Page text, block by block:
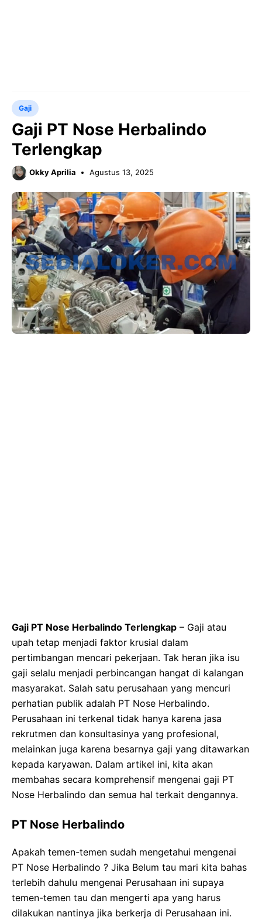
Gaji
Gaji PT Nose Herbalindo
Terlengkap
Okky Aprilia Agustus 13, 2025
Gaji PT Nose Herbalindo Terlengkap – Gaji atau
upah tetap menjadi faktor krusial dalam
pertimbangan mencari pekerjaan. Tak heran jika isu
gaji selalu menjadi perbincangan hangat di kalangan
masyarakat. Salah satu perusahaan yang mencuri
perhatian publik adalah PT Nose Herbalindo.
Perusahaan ini terkenal tidak hanya karena jasa
rekrutmen dan konsultasinya yang profesional,
melainkan juga karena besarnya gaji yang ditawarkan
kepada karyawan. Dalam artikel ini, kita akan
membahas secara komprehensif mengenai gaji PT
Nose Herbalindo dan semua hal terkait dengannya.
PT Nose Herbalindo
Apakah temen-temen sudah mengetahui mengenai
PT Nose Herbalindo ? Jika Belum tau mari kita bahas
terlebih dahulu mengenai Perusahaan ini supaya
temen-temen tau dan mengerti apa yang harus
dilakukan nantinya jika berkerja di Perusahaan ini.